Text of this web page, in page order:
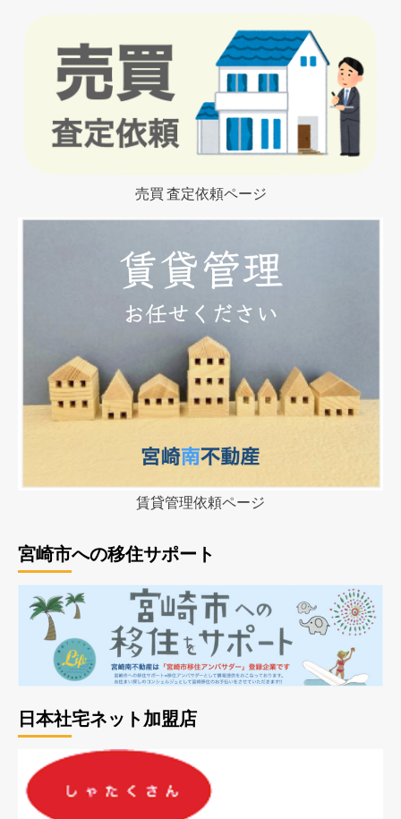
売買 査定依頼ページ
賃貸管理依頼ページ
宮崎市への移住サポート
日本社宅ネット加盟店